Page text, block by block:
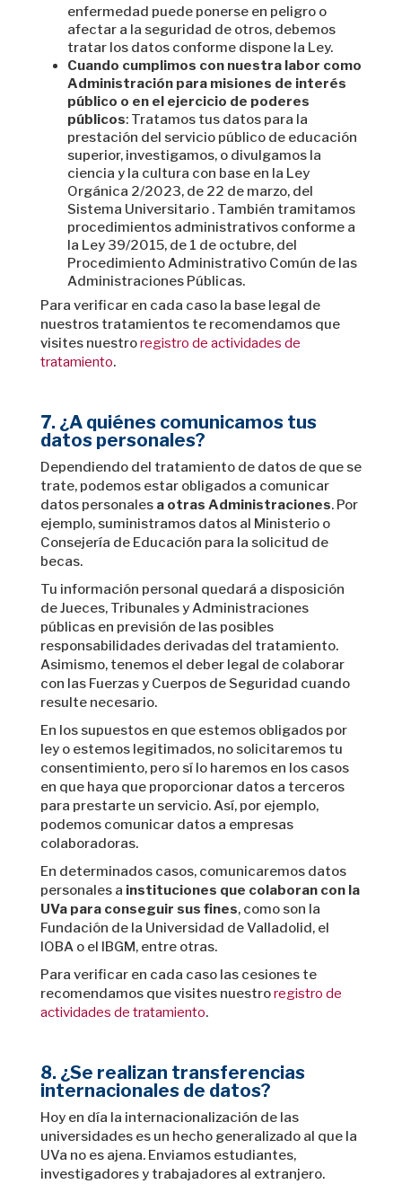
enfermedad puede ponerse en peligro o
afectar a la seguridad de otros, debemos
tratar los datos conforme dispone la Ley.
Cuando cumplimos con nuestra labor como
Administración para misiones de interés
público o en el ejercicio de poderes
públicos: Tratamos tus datos para la
prestación del servicio público de educación
superior, investigamos, o divulgamos la
ciencia y la cultura con base en la Ley
Orgánica 2/2023, de 22 de marzo, del
Sistema Universitario . También tramitamos
procedimientos administrativos conforme a
la Ley 39/2015, de 1 de octubre, del
Procedimiento Administrativo Común de las
Administraciones Públicas.
Para verificar en cada caso la base legal de
nuestros tratamientos te recomendamos que
visites nuestroregistro de actividades de
tratamiento.
7. ¿A quiénes comunicamos tus
datos personales?
Dependiendo del tratamiento de datos de que se
trate, podemos estar obligados a comunicar
datos personales a otras Administraciones. Por
ejemplo, suministramos datos al Ministerio o
Consejería de Educación para la solicitud de
becas.
Tu información personal quedará a disposición
de Jueces, Tribunales y Administraciones
públicas en previsión de las posibles
responsabilidades derivadas del tratamiento.
Asimismo, tenemos el deber legal de colaborar
con las Fuerzas y Cuerpos de Seguridad cuando
resulte necesario.
En los supuestos en que estemos obligados por
ley o estemos legitimados, no solicitaremos tu
consentimiento, pero sí lo haremos en los casos
en que haya que proporcionar datos a terceros
para prestarte un servicio. Así, por ejemplo,
podemos comunicar datos a empresas
colaboradoras.
En determinados casos, comunicaremos datos
personales a instituciones que colaboran con la
UVa para conseguir sus fines, como son la
Fundación de la Universidad de Valladolid, el
IOBA o el IBGM, entre otras.
Para verificar en cada caso las cesiones te
recomendamos que visites nuestroregistro de
actividades de tratamiento.
8. ¿Se realizan transferencias
internacionales de datos?
Hoy en día la internacionalización de las
universidades es un hecho generalizado al que la
UVa no es ajena. Enviamos estudiantes,
investigadores y trabajadores al extranjero.